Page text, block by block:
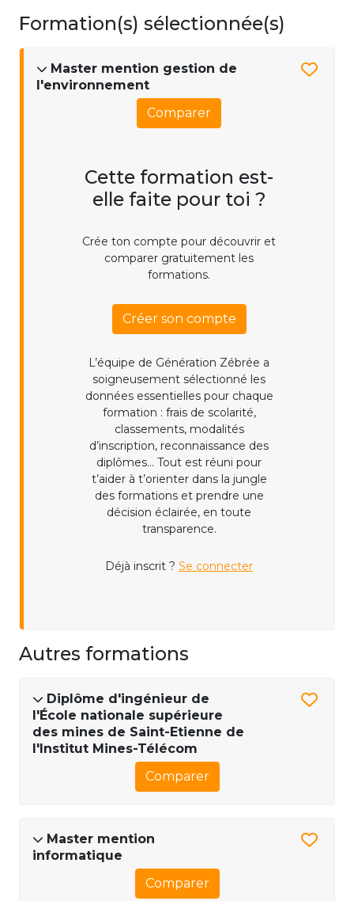
Formation(s) sélectionnée(s)
Master mention gestion de
l'environnement
Comparer
Cette formation est-
elle faite pour toi ?
Crée ton compte pour découvrir et
comparer gratuitement les
formations.
Créer son compte
L’équipe de Génération Zébrée a
soigneusement sélectionné les
données essentielles pour chaque
formation : frais de scolarité,
classements, modalités
d’inscription, reconnaissance des
diplômes... Tout est réuni pour
t’aider à t’orienter dans la jungle
des formations et prendre une
décision éclairée, en toute
transparence.
Déjà inscrit ? Se connecter
Autres formations
Diplôme d'ingénieur de
l'École nationale supérieure
des mines de Saint-Etienne de
l'Institut Mines-Télécom
Comparer
Master mention
informatique
Comparer